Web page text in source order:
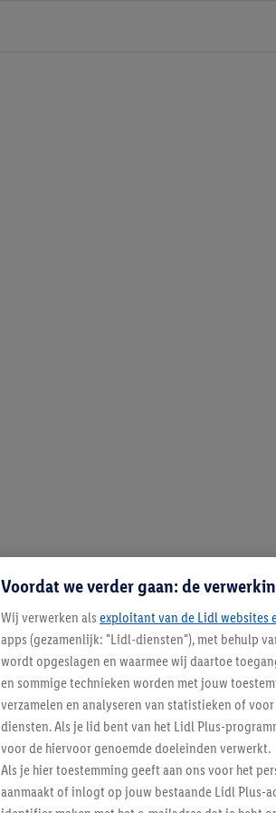
Voordat we verder gaan: de
Wij verwerken als exploitant van de Lidl websites
apps (gezamenlijk: "Lidl-diensten"), met behulp
wordt opgeslagen en waarmee wij daartoe
en sommige technieken worden met jouw
verzamelen en analyseren van statistieken of
diensten. Als je lid bent van het Lidl Plus-
voor de hiervoor genoemde doeleinden verwerkt.
Als je hier toestemming geeft aan ons voor het
aanmaakt of inlogt op jouw bestaande Lidl Plus-